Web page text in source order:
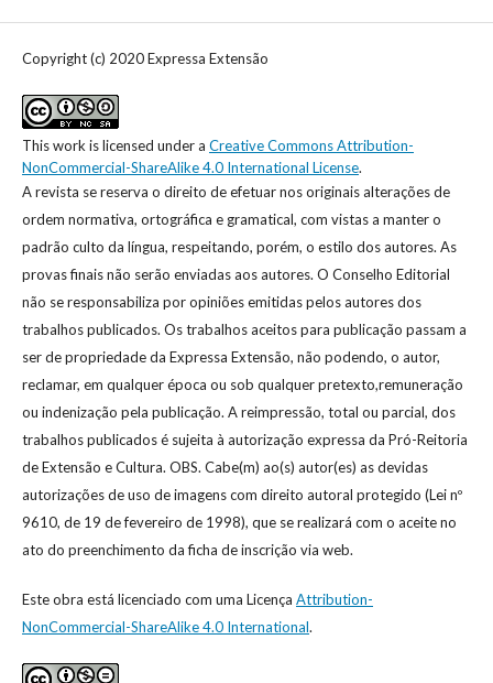
Copyright (c) 2020 Expressa Extensão
This work is licensed under a Creative Commons Attribution-
NonCommercial-ShareAlike 4.0 International License.
A revista se reserva o direito de efetuar nos originais alterações de
ordem normativa, ortográfica e gramatical, com vistas a manter o
padrão culto da língua, respeitando, porém, o estilo dos autores. As
provas finais não serão enviadas aos autores. O Conselho Editorial
não se responsabiliza por opiniões emitidas pelos autores dos
trabalhos publicados. Os trabalhos aceitos para publicação passam a
ser de propriedade da Expressa Extensão, não podendo, o autor,
reclamar, em qualquer época ou sob qualquer pretexto,remuneração
ou indenização pela publicação. A reimpressão, total ou parcial, dos
trabalhos publicados é sujeita à autorização expressa da Pró-Reitoria
de Extensão e Cultura. OBS. Cabe(m) ao(s) autor(es) as devidas
autorizações de uso de imagens com direito autoral protegido (Lei nº
9610, de 19 de fevereiro de 1998), que se realizará com o aceite no
ato do preenchimento da ficha de inscrição via web.
Este obra está licenciado com uma Licença Attribution-
NonCommercial-ShareAlike 4.0 International.